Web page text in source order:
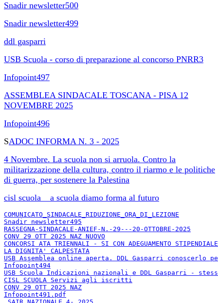
Snadir newsletter500
Snadir newsletter499
ddl gasparri
USB Scuola - corso di preparazione al concorso PNRR3
Infopoint497
ASSEMBLEA SINDACALE TOSCANA - PISA 12
NOVEMBRE 2025
Infopoint496
SADOC INFORMA N. 3 - 2025
4 Novembre. La scuola non si arruola. Contro la
militarizzazione della cultura, contro il riarmo e le politiche
di guerra, per sostenere la Palestina
cisl scuola _ a scuola diamo forma al futuro
COMUNICATO_SINDACALE_RIDUZIONE_ORA_DI_LEZIONE
Snadir newsletter495
RASSEGNA-SINDACALE-ANIEF-N.-29---20-OTTOBRE-2025
CONV 29 OTT 2025 NAZ NUOVO
CONCORSI ATA TRIENNALI - SI CON ADEGUAMENTO STIPENDIALE
LA DIGNITA' CALPESTATA
USB Assemblea online aperta. DDL Gasparri conoscerlo
Infopoint494
USB Scuola Indicazioni nazionali e DDL Gasparri -
CISL SCUOLA Servizi agli iscritti
CONV 29 OTT 2025 NAZ
Infopoint491.pdf